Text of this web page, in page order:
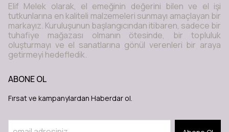
Elif Melek olarak, el emeğinin değerini bilen ve el işi
tutkunlarına en kaliteli malzemeleri sunmayı amaçlayan bir
markayız. Kuruluşunun başlangıcından itibaren, sadece bir
tuhafiye mağazası olmanın ötesinde, bir topluluk
oluşturmayı ve el sanatlarına gönül verenleri bir araya
getirmeyi hedefledik.
ABONE OL
Fırsat ve kampanylardan Haberdar ol.